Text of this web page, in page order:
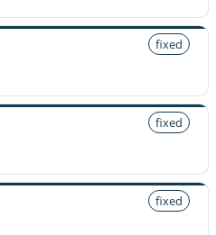
fixed
fixed
fixed